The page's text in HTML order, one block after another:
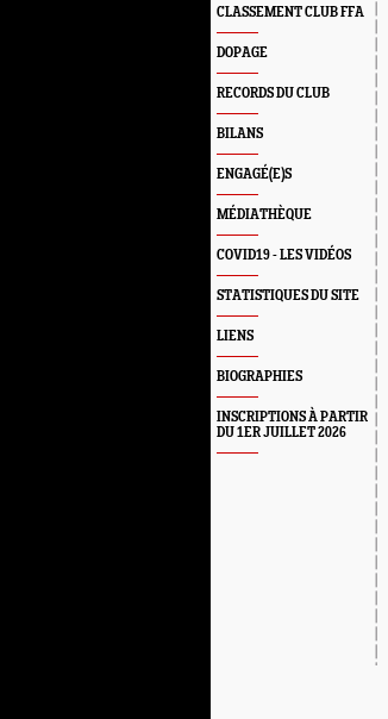
CLASSEMENT CLUB FFA
DOPAGE
RECORDS DU CLUB
BILANS
ENGAGÉ(E)S
MÉDIATHÈQUE
COVID19 - LES VIDÉOS
STATISTIQUES DU SITE
LIENS
BIOGRAPHIES
INSCRIPTIONS À PARTIR
DU 1ER JUILLET 2026